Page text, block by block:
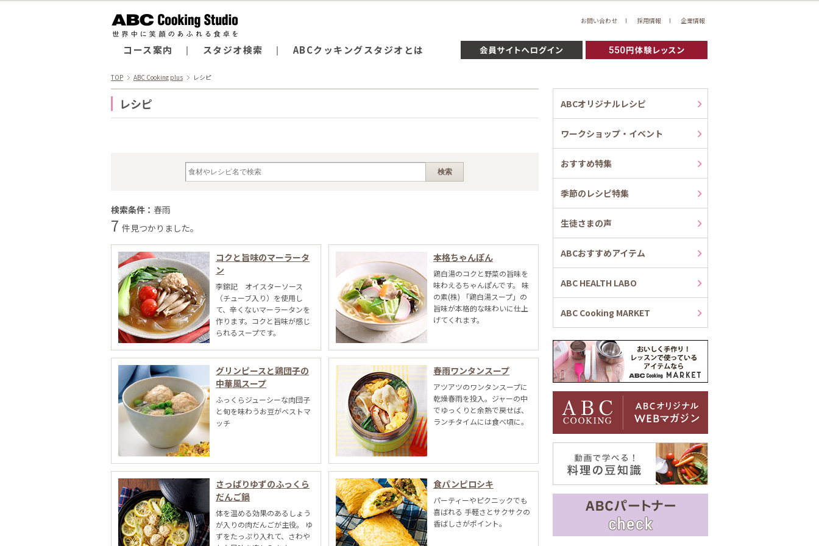
コース案内 スタジオ検索 ABCクッキングスタジオとは
お問い合わせ 採用情報 企業情報
TOP ABC Cooking plus レシピ
レシピ
検索条件： 春雨
7 件見つかりました。
コクと旨味のマーラータ
ン
李錦記 オイスターソース
（チューブ入り）を使用し
て、辛くないマーラータンを
作ります。コクと旨味が感じ
られるスープです。
本格ちゃんぽん
鶏白湯のコクと野菜の旨味を
味わえるちゃんぽんです。 味
の素(株) 「鶏白湯スープ」の
旨味が本格的な味わいに仕上
げてくれます。
グリンピースと鶏団子の
中華風スープ
ふっくらジューシーな肉団子
と旬を味わうお豆がベストマ
ッチ
春雨ワンタンスープ
アツアツのワンタンスープに
乾燥春雨を投入。ジャーの中
でゆっくりと余熱で戻せば、
ランチタイムには食べ頃に。
さっぱりゆずのふっくら
だんご鍋
体を温める効果のあるしょう
が入りの肉だんごが主役。 ゆ
ずをたっぷり入れて、さわや
食パンピロシキ
パーティーやピクニックでも
喜ばれる 手軽さとサクサクの
香ばしさがポイント。
ABCオリジナルレシピ
ワークショップ・イベント
おすすめ特集
季節のレシピ特集
生徒さまの声
ABCおすすめアイテム
ABC HEALTH LABO
ABC Cooking MARKET